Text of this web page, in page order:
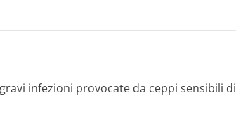
infezioni provocate da ceppi sensibili di